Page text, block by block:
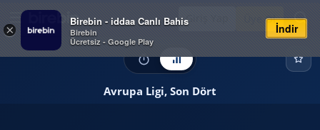
×
Birebin - iddaa Canlı Bahis
Birebin
Ücretsiz - Google Play
İndir
Giriş Yap Üye Ol
Avrupa Ligi, Son Dört